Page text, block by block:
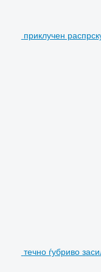
приклучен
течно ѓубриво